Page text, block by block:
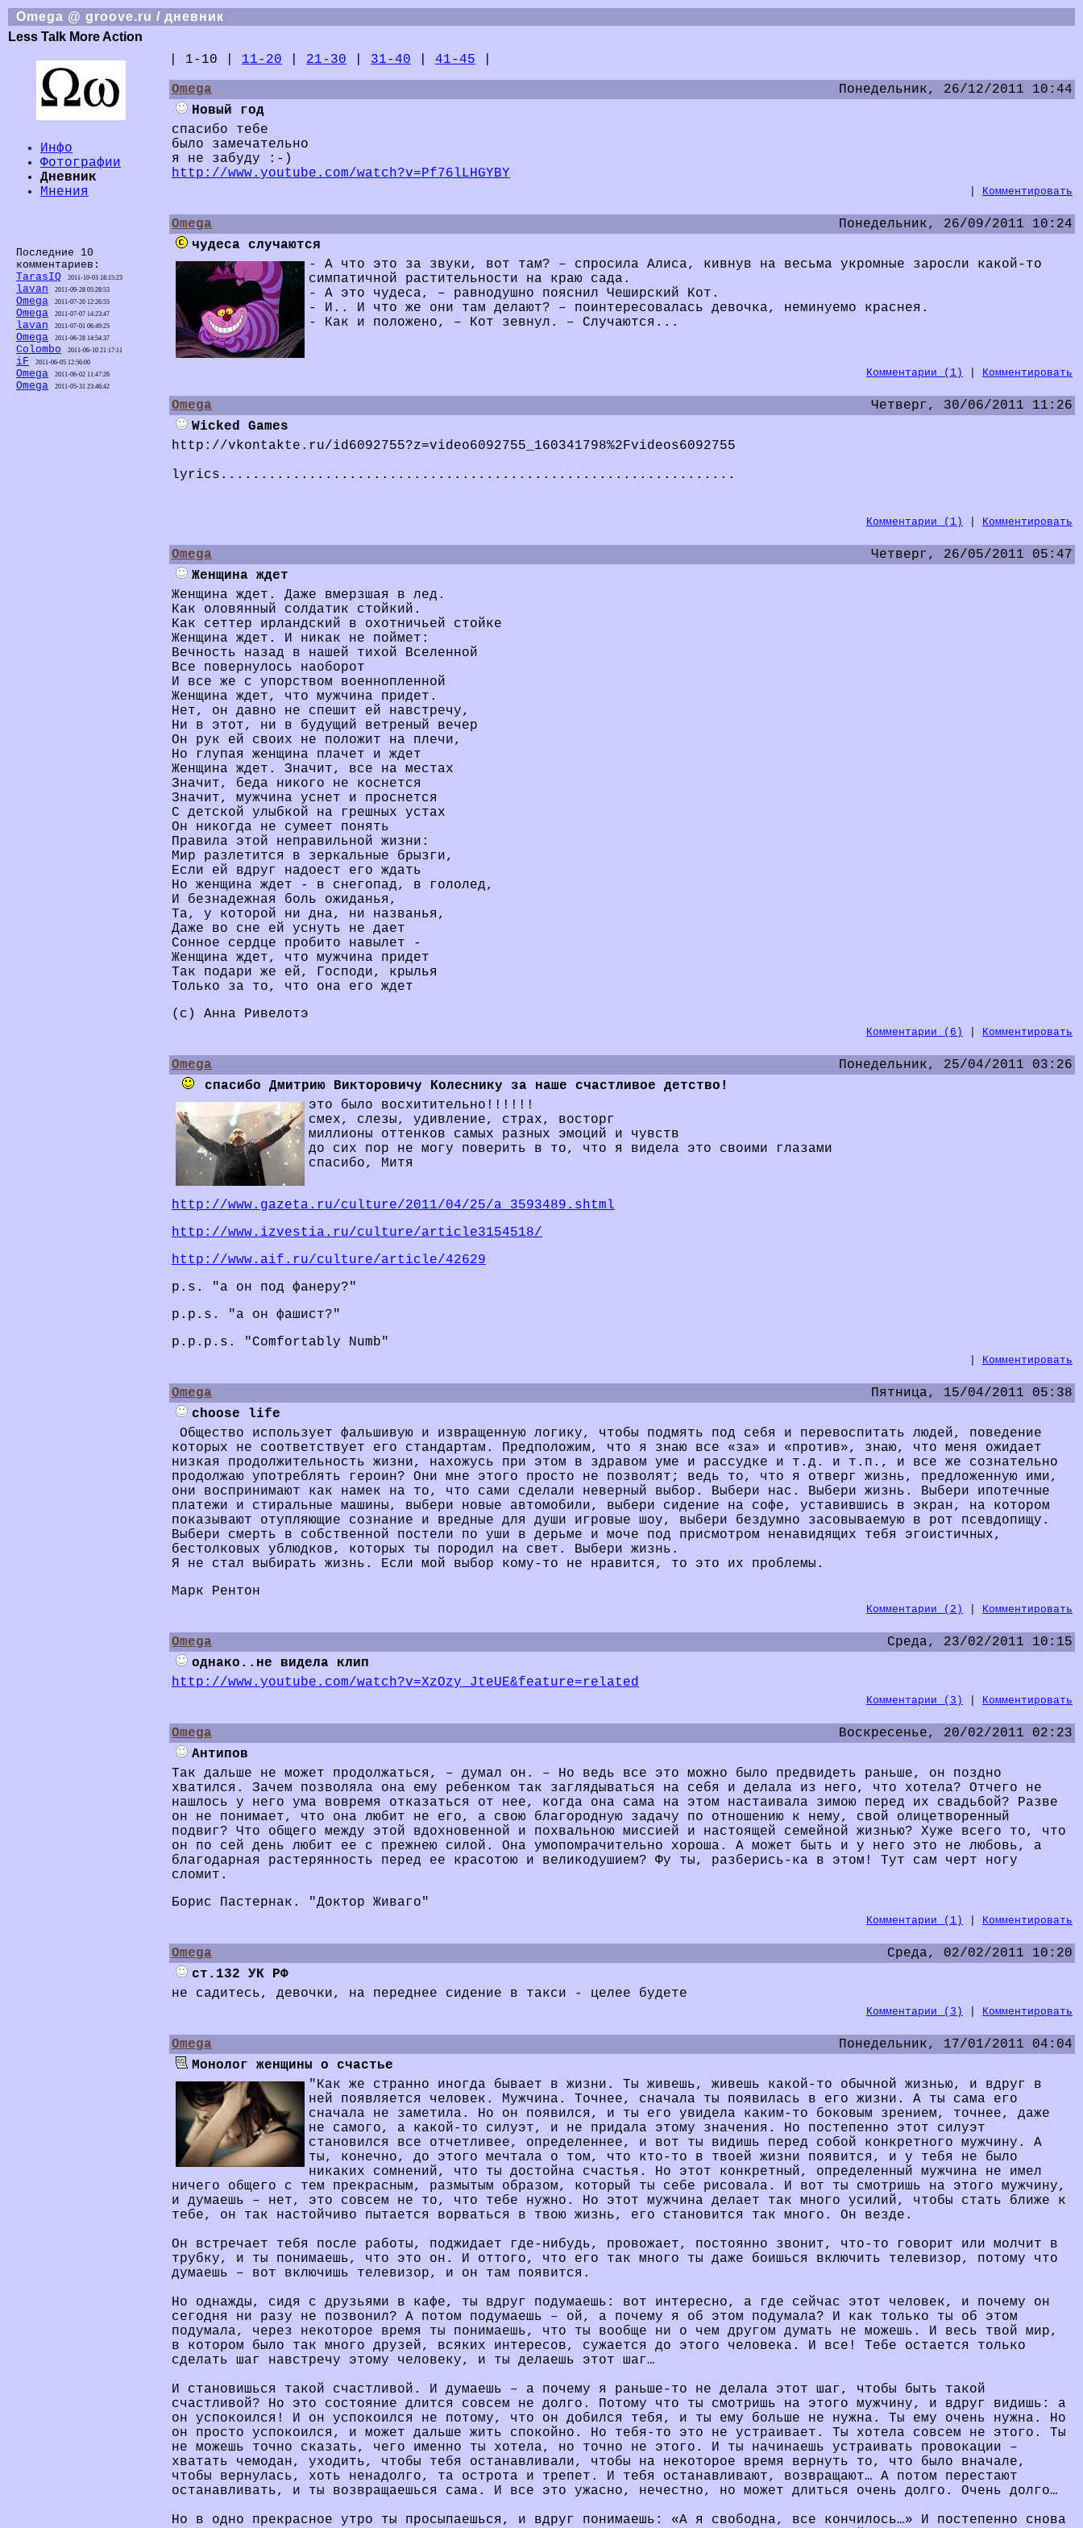
Omega @ groove.ru / дневник
Less Talk More Action
Инфо
Фотографии
Дневник
Мнения
Последние 10
комментариев:
TarasIQ
2011-10-03 18:15:23
lavan 2011-09-28 05:28:53
Omega 2011-07-20 12:26:55
Omega 2011-07-07 14:23:47
lavan 2011-07-01 06:49:25
Omega 2011-06-28 14:54:37
Colombo 2011-06-10 21:17:11
iF 2011-06-05 12:56:00
Omega 2011-06-02 11:47:26
Omega 2011-05-31 23:46:42
| 1-10 | 11-20 21-30 31-40 41-45
Omega
Понедельник, 26/12/2011 10:44
Новый год
спасибо тебе
было замечательно
я не забуду :-)
http://www.youtube.com/watch?v=Pf76lLHGYBY
Комментировать
Omega
Понедельник, 26/09/2011 10:24
чудеса случаются
- А что это за звуки, вот там? – спросила Алиса, кивнув на весьма укромные заросли какой-то
симпатичной растительности на краю сада.
- А это чудеса, – равнодушно пояснил Чеширский Кот.
- И.. И что же они там делают? – поинтересовалась девочка, неминуемо краснея.
- Как и положено, – Кот зевнул. – Случаются...
Комментарии (1) Комментировать
Omega
Четверг, 30/06/2011 11:26
Wicked Games
http://vkontakte.ru/id6092755?z=video6092755_160341798%2Fvideos6092755
lyrics................................................................
Комментарии (1) Комментировать
Omega
Четверг, 26/05/2011 05:47
Женщина ждет
Женщина ждет. Даже вмерзшая в лед.
Как оловянный солдатик стойкий.
Как сеттер ирландский в охотничьей стойке
Женщина ждет. И никак не поймет:
Вечность назад в нашей тихой Вселенной
Все повернулось наоборот
И все же с упорством военнопленной
Женщина ждет, что мужчина придет.
Нет, он давно не спешит ей навстречу,
Ни в этот, ни в будущий ветреный вечер
Он рук ей своих не положит на плечи,
Но глупая женщина плачет и ждет
Женщина ждет. Значит, все на местах
Значит, беда никого не коснется
Значит, мужчина уснет и проснется
С детской улыбкой на грешных устах
Он никогда не сумеет понять
Правила этой неправильной жизни:
Мир разлетится в зеркальные брызги,
Если ей вдруг надоест его ждать
Но женщина ждет - в снегопад, в гололед,
И безнадежная боль ожиданья,
Та, у которой ни дна, ни названья,
Даже во сне ей уснуть не дает
Сонное сердце пробито навылет -
Женщина ждет, что мужчина придет
Так подари же ей, Господи, крылья
Только за то, что она его ждет
(с) Анна Ривелотэ
Комментарии (6) Комментировать
Omega
Понедельник, 25/04/2011 03:26
спасибо Дмитрию Викторовичу Колеснику за наше счастливое детство!
это было восхитительно!!!!!!
смех, слезы, удивление, страх, восторг
миллионы оттенков самых разных эмоций и чувств
до сих пор не могу поверить в то, что я видела это своими глазами
спасибо, Митя
http://www.gazeta.ru/culture/2011/04/25/a_3593489.shtml
http://www.izvestia.ru/culture/article3154518/
http://www.aif.ru/culture/article/42629
p.s. "а он под фанеру?"
p.p.s. "а он фашист?"
p.p.p.s. "Comfortably Numb"
Комментировать
Omega
Пятница, 15/04/2011 05:38
choose life
Общество использует фальшивую и извращенную логику, чтобы подмять под себя и перевоспитать людей, поведение
которых не соответствует его стандартам. Предположим, что я знаю все «за» и «против», знаю, что меня ожидает
низкая продолжительность жизни, нахожусь при этом в здравом уме и рассудке и т.д. и т.п., и все же сознательно
продолжаю употреблять героин? Они мне этого просто не позволят; ведь то, что я отверг жизнь, предложенную ими,
они воспринимают как намек на то, что сами сделали неверный выбор. Выбери нас. Выбери жизнь. Выбери ипотечные
платежи и стиральные машины, выбери новые автомобили, выбери сидение на софе, уставившись в экран, на котором
показывают отупляющие сознание и вредные для души игровые шоу, выбери бездумно засовываемую в рот псевдопищу.
Выбери смерть в собственной постели по уши в дерьме и моче под присмотром ненавидящих тебя эгоистичных,
бестолковых ублюдков, которых ты породил на свет. Выбери жизнь.
Я не стал выбирать жизнь. Если мой выбор кому-то не нравится, то это их проблемы.
Марк Рентон
Комментарии (2) Комментировать
Omega
Среда, 23/02/2011 10:15
однако..не видела клип
http://www.youtube.com/watch?v=XzOzy_JteUE&feature=related
Комментарии (3) Комментировать
Omega
Воскресенье, 20/02/2011 02:23
Антипов
Так дальше не может продолжаться, – думал он. – Но ведь все это можно было предвидеть раньше, он поздно
хватился. Зачем позволяла она ему ребенком так заглядываться на себя и делала из него, что хотела? Отчего не
нашлось у него ума вовремя отказаться от нее, когда она сама на этом настаивала зимою перед их свадьбой? Разве
он не понимает, что она любит не его, а свою благородную задачу по отношению к нему, свой олицетворенный
подвиг? Что общего между этой вдохновенной и похвальною миссией и настоящей семейной жизнью? Хуже всего то, что
он по сей день любит ее с прежнею силой. Она умопомрачительно хороша. А может быть и у него это не любовь, а
благодарная растерянность перед ее красотою и великодушием? Фу ты, разберись-ка в этом! Тут сам черт ногу
сломит.
Борис Пастернак. "Доктор Живаго"
Комментарии (1) Комментировать
Omega
Среда, 02/02/2011 10:20
ст.132 УК РФ
не садитесь, девочки, на переднее сидение в такси - целее будете
Комментарии (3) Комментировать
Omega
Понедельник, 17/01/2011 04:04
Монолог женщины о счастье
"Как же странно иногда бывает в жизни. Ты живешь, живешь какой-то обычной жизнью, и вдруг в
ней появляется человек. Мужчина. Точнее, сначала ты появилась в его жизни. А ты сама его
сначала не заметила. Но он появился, и ты его увидела каким-то боковым зрением, точнее, даже
не самого, а какой-то силуэт, и не придала этому значения. Но постепенно этот силуэт
становился все отчетливее, определеннее, и вот ты видишь перед собой конкретного мужчину. А
ты, конечно, до этого мечтала о том, что кто-то в твоей жизни появится, и у тебя не было
никаких сомнений, что ты достойна счастья. Но этот конкретный, определенный мужчина не имел
ничего общего с тем прекрасным, размытым образом, который ты себе рисовала. И вот ты смотришь на этого мужчину,
и думаешь – нет, это совсем не то, что тебе нужно. Но этот мужчина делает так много усилий, чтобы стать ближе к
тебе, он так настойчиво пытается ворваться в твою жизнь, его становится так много. Он везде.
Он встречает тебя после работы, поджидает где-нибудь, провожает, постоянно звонит, что-то говорит или молчит в
трубку, и ты понимаешь, что это он. И оттого, что его так много ты даже боишься включить телевизор, потому что
думаешь – вот включишь телевизор, и он там появится.
Но однажды, сидя с друзьями в кафе, ты вдруг подумаешь: вот интересно, а где сейчас этот человек, и почему он
сегодня ни разу не позвонил? А потом подумаешь – ой, а почему я об этом подумала? И как только ты об этом
подумала, через некоторое время ты понимаешь, что ты вообще ни о чем другом думать не можешь. И весь твой мир,
в котором было так много друзей, всяких интересов, сужается до этого человека. И все! Тебе остается только
сделать шаг навстречу этому человеку, и ты делаешь этот шаг…
И становишься такой счастливой. И думаешь – а почему я раньше-то не делала этот шаг, чтобы быть такой
счастливой? Но это состояние длится совсем не долго. Потому что ты смотришь на этого мужчину, и вдруг видишь: а
он успокоился! И он успокоился не потому, что он добился тебя, и ты ему больше не нужна. Ты ему очень нужна. Но
он просто успокоился, и может дальше жить спокойно. Но тебя-то это не устраивает. Ты хотела совсем не этого. Ты
не можешь точно сказать, чего именно ты хотела, но точно не этого. И ты начинаешь устраивать провокации –
хватать чемодан, уходить, чтобы тебя останавливали, чтобы на некоторое время вернуть то, что было вначале,
чтобы вернулась, хоть ненадолго, та острота и трепет. И тебя останавливают, возвращают… А потом перестают
останавливать, и ты возвращаешься сама. И все это ужасно, нечестно, но может длиться очень долго. Очень долго…
Но в одно прекрасное утро ты просыпаешься, и вдруг понимаешь: «А я свободна, все кончилось…» И постепенно снова